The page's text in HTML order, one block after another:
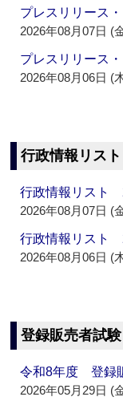
プレスリリース
2026年08月07日 (
プレスリリース
2026年08月06日 (
行政情報リスト
行政情報リスト
2026年08月07日 (
行政情報リスト
2026年08月06日 (
登録販売者試
令和8年度 登録
2026年05月29日 (